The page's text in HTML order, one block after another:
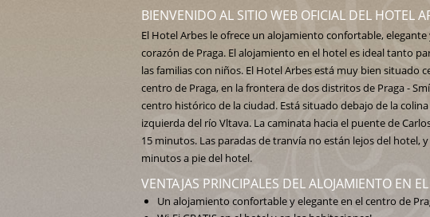
BIENVENIDO AL SITIO WEB OFICIAL DEL HOTEL
El Hotel Arbes le ofrece un alojamiento confortable,
corazón de Praga. El alojamiento en el hotel es ideal tanto
las familias con niños. El Hotel Arbes está muy bien situado
centro de Praga, en la frontera de dos distritos de Praga -
centro histórico de la ciudad. Está situado debajo de la
izquierda del río Vltava. La caminata hacia el puente de
15 minutos. Las paradas de tranvía no están lejos del hotel,
minutos a pie del hotel.
VENTAJAS PRINCIPALES DEL ALOJAMIENTO EN
Un alojamiento confortable y elegante en el centro de